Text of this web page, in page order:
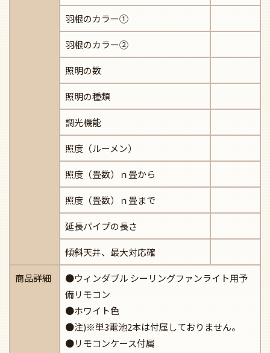
羽根のカラー①
羽根のカラー②
照明の数
照明の種類
調光機能
照度（ルーメン）
照度（畳数）ｎ畳から
照度（畳数）ｎ畳まで
延長パイプの長さ
傾斜天井、最大対応確
商品詳細
●ウィンダブル シーリングファンライト用予
備リモコン
●ホワイト色
●注)※単3電池2本は付属しておりません。
●リモコンケース付属